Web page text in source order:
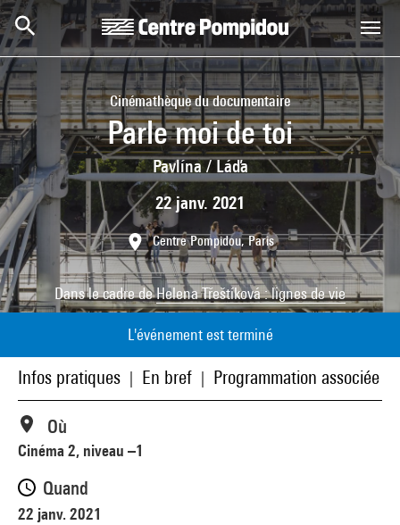
Aller au contenu principal
Centre Pompidou
Cinémathèque du documentaire
Parle moi de toi
Pavlína / Láďa
22 janv. 2021
Centre Pompidou, Paris
Dans le cadre deHelena Třeštíková : lignes de vie
L'événement est terminé
Infos pratiques En bref Programmation associée
Où
Cinéma 2, niveau –1
Quand
22 janv. 2021